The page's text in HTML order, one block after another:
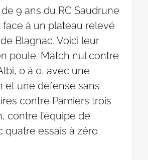
9 ans du RC Saudrune
face à un plateau relevé
Blagnac. Voici leur
poule. Match nul contre
0 à 0, avec une
et une défense sans
contre Pamiers trois
contre l’équipe de
quatre essais à zéro